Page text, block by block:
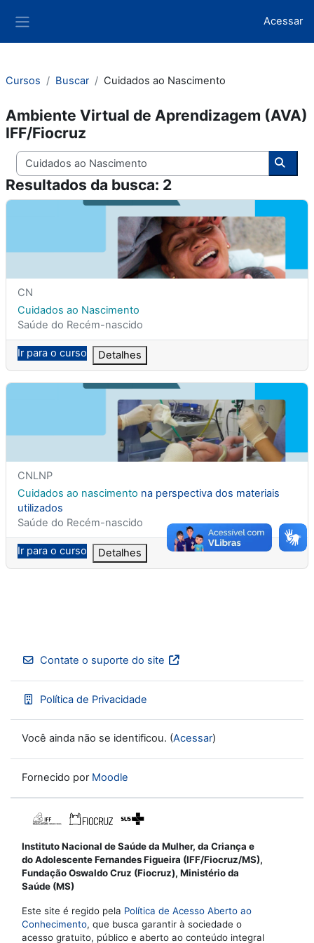
Acessar
Cursos Buscar Cuidados ao Nascimento
Ambiente Virtual de Aprendizagem (AVA)
IFF/Fiocruz
Buscar cursos
Resultados da busca: 2
<span class="highlight">Cuidados</span> <span
Nome breve do curso
CN
Nome do curso
Cuidados ao Nascimento
Categoria do curso
Saúde do Recém-nascido
Ir para o curso Detalhes
<span class="highlight">Cuidados</span> <span
Nome breve do curso
CNLNP
Nome do curso
Cuidados ao nascimento na perspectiva dos materiais
utilizados
Categoria do curso
Saúde do Recém-nascido
Ir para o curso Detalhes
Contate o suporte do site
Política de Privacidade
Você ainda não se identificou. (Acessar)
Fornecido por Moodle
Instituto Nacional de Saúde da Mulher, da Criança e
do Adolescente Fernandes Figueira (IFF/Fiocruz/MS),
Fundação Oswaldo Cruz (Fiocruz), Ministério da
Saúde (MS)
Este site é regido pela Política de Acesso Aberto ao
Conhecimento, que busca garantir à sociedade o
acesso gratuito, público e aberto ao conteúdo integral